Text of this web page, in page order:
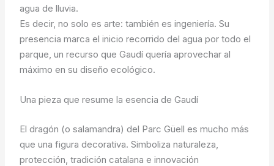
agua de lluvia.
Es decir, no solo es arte: también es ingeniería. Su
presencia marca el inicio recorrido del agua por todo el
parque, un recurso que Gaudí quería aprovechar al
máximo en su diseño ecológico.
Una pieza que resume la esencia de Gaudí
El dragón (o salamandra) del Parc Güell es mucho más
que una figura decorativa. Simboliza naturaleza,
protección, tradición catalana e innovación